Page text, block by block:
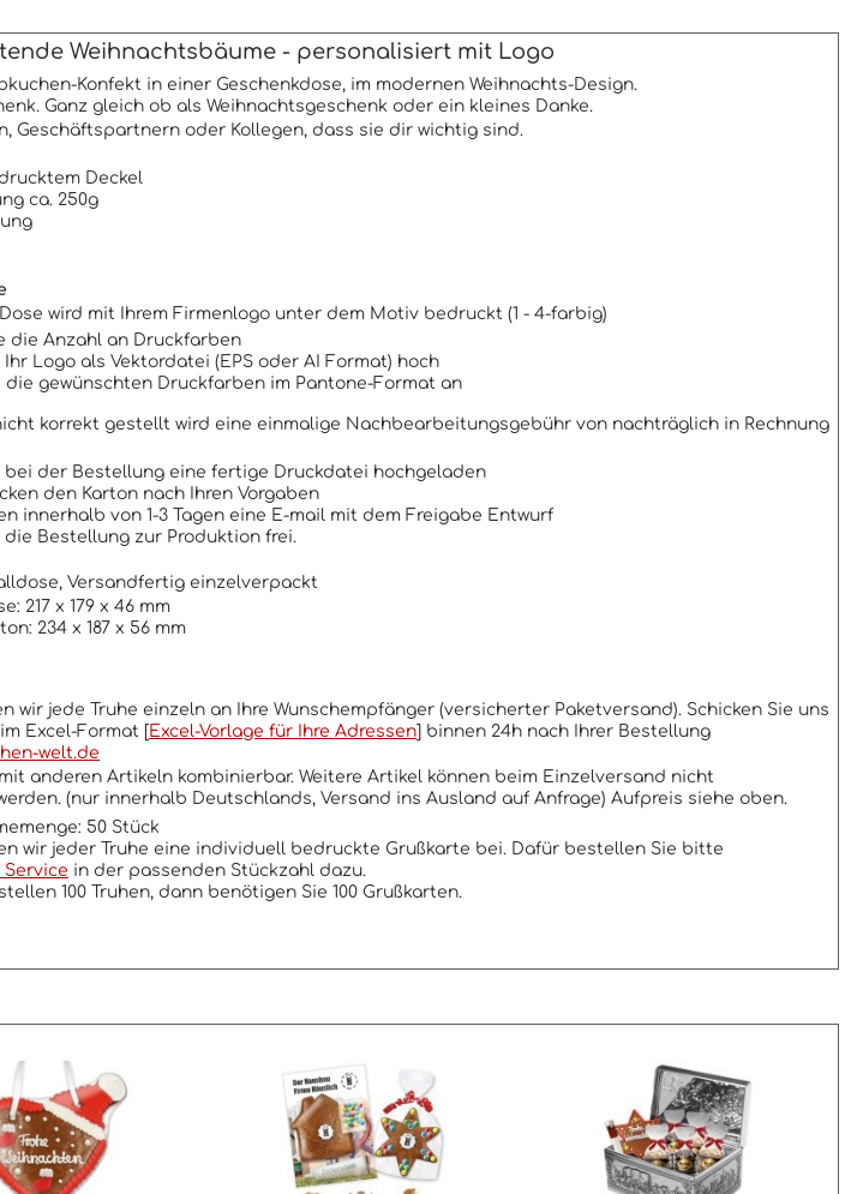
Weihnachtsbäume - personalisiert mit Logo
Konfekt in einer Geschenkdose, im modernen Weihnachts-Design.
Ganz gleich ob als Weihnachtsgeschenk oder ein kleines Danke.
Geschäftspartnern oder Kollegen, dass sie dir wichtig sind.
Deckel
ca. 250g
wird mit Ihrem Firmenlogo unter dem Motiv bedruckt (1 - 4-farbig)
die Anzahl an Druckfarben
Ihr Logo als Vektordatei (EPS oder AI Format) hoch
die gewünschten Druckfarben im Pantone-Format an
korrekt gestellt wird eine einmalige Nachbearbeitungsgebühr von nachträglich in Rechnung
bei der Bestellung eine fertige Druckdatei hochgeladen
den Karton nach Ihren Vorgaben
innerhalb von 1-3 Tagen eine E-mail mit dem Freigabe Entwurf
die Bestellung zur Produktion frei.
Versandfertig einzelverpackt
217 x 179 x 46 mm
234 x 187 x 56 mm
wir jede Truhe einzeln an Ihre Wunschempfänger (versicherter Paketversand). Schicken Sie uns
Excel-Format [Excel-Vorlage für Ihre Adressen] binnen 24h nach Ihrer Bestellung
welt.de
anderen Artikeln kombinierbar. Weitere Artikel können beim Einzelversand nicht
(nur innerhalb Deutschlands, Versand ins Ausland auf Anfrage) Aufpreis siehe oben.
50 Stück
wir jeder Truhe eine individuell bedruckte Grußkarte bei. Dafür bestellen Sie bitte
Service in der passenden Stückzahl dazu.
100 Truhen, dann benötigen Sie 100 Grußkarten.